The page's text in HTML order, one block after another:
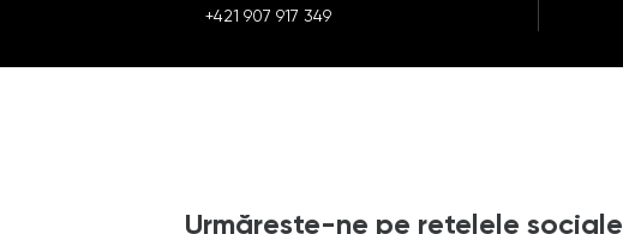
+421 907 917 349
Urmărește-ne pe rețelele sociale